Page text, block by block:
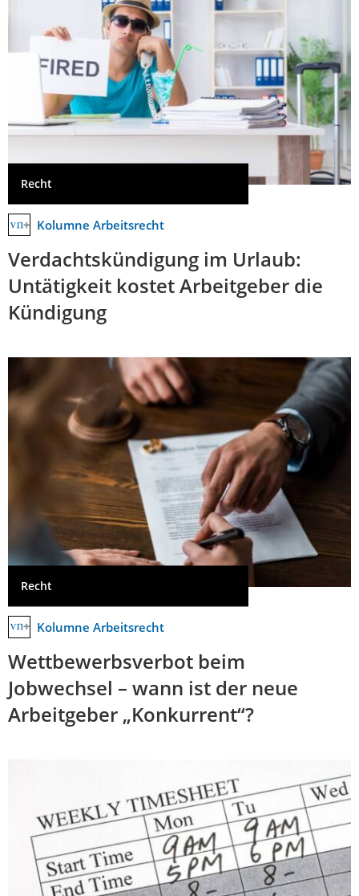
Recht
Kolumne Arbeitsrecht
Verdachtskündigung im Urlaub:
Untätigkeit kostet Arbeitgeber die
Kündigung
Recht
Kolumne Arbeitsrecht
Wettbewerbsverbot beim
Jobwechsel – wann ist der neue
Arbeitgeber „Konkurrent“?